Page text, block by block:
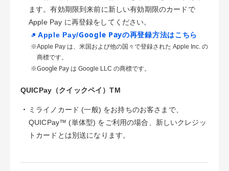
ます。有効期限到来前に新しい有効期限のカードで
Apple Pay に再登録をしてください。
Apple Pay/Google Payの再登録方法はこちら
※Apple Pay は、米国および他の国々で登録された Apple Inc. の
商標です。
※Google Pay は Google LLC の商標です。
QUICPay（クイックペイ）TM
・
ミライノカード (一般) をお持ちのお客さまで、
QUICPay™ (単体型) をご利用の場合、新しいクレジッ
トカードとは別送になります。